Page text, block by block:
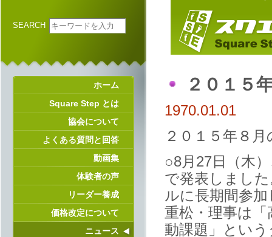
SEARCH
ホーム
Square Step とは
協会について
よくある質問と回答
動画集
体験者の声
リーダー養成
価格改定について
ニュース
２０１５
1970.01.01
２０１５年８
○8月27日（木
で発表しまし
ルに長期間参
重松・理事は
動課題」とい